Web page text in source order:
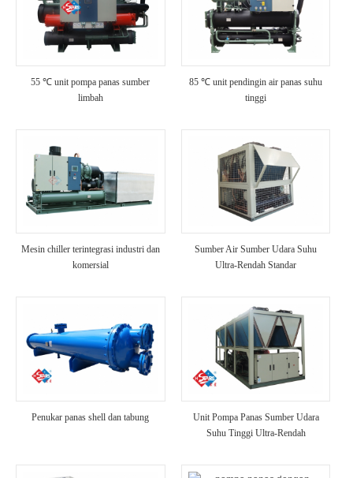
55 ℃ unit pompa panas sumber
limbah
85 ℃ unit pendingin air panas suhu
tinggi
Mesin chiller terintegrasi industri dan
komersial
Sumber Air Sumber Udara Suhu
Ultra-Rendah Standar
Penukar panas shell dan tabung
Unit Pompa Panas Sumber Udara
Suhu Tinggi Ultra-Rendah